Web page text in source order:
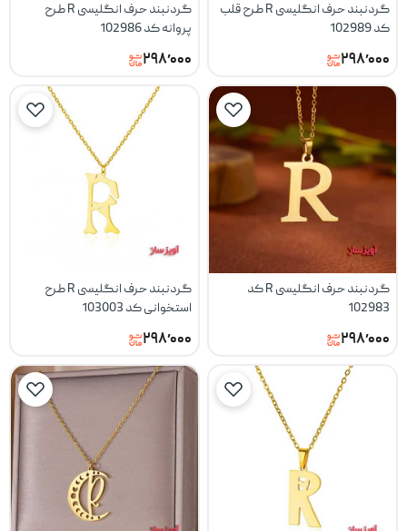
گردنبند حرف انگلیسی R طرح قلب
کد 102989
۲۹۸٬۰۰۰
گردنبند حرف انگلیسی R طرح
پروانه کد 102986
۲۹۸٬۰۰۰
گردنبند حرف انگلیسی R کد
102983
۲۹۸٬۰۰۰
گردنبند حرف انگلیسی R طرح
استخوانی کد 103003
۲۹۸٬۰۰۰